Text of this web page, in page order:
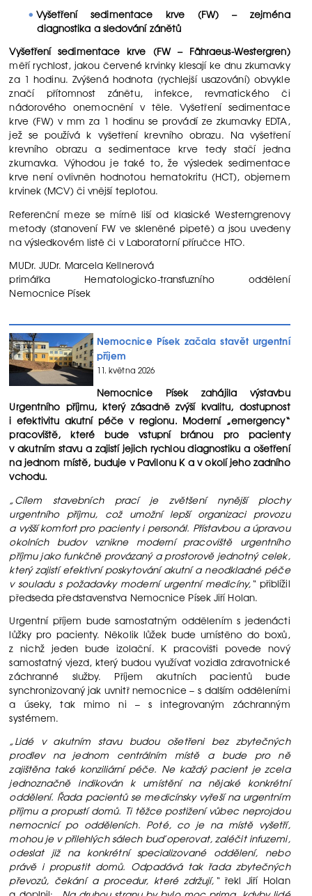
Vyšetření sedimentace krve (FW) – zejména
diagnostika a sledování zánětů
Vyšetření sedimentace krve (FW – Fähraeus-Westergren)
měří rychlost, jakou červené krvinky klesají ke dnu zkumavky
za 1 hodinu. Zvýšená hodnota (rychlejší usazování) obvykle
značí přítomnost zánětu, infekce, revmatického či
nádorového onemocnění v těle. Vyšetření sedimentace
krve (FW) v mm za 1 hodinu se provádí ze zkumavky EDTA,
jež se používá k vyšetření krevního obrazu. Na vyšetření
krevního obrazu a sedimentace krve tedy stačí jedna
zkumavka. Výhodou je také to, že výsledek sedimentace
krve není ovlivněn hodnotou hematokritu (HCT), objemem
krvinek (MCV) či vnější teplotou.
Referenční meze se mírně liší od klasické Westerngrenovy
metody (stanovení FW ve skleněné pipetě) a jsou uvedeny
na výsledkovém listě či v Laboratorní příručce HTO.
MUDr. JUDr. Marcela Kellnerová
primářka Hematologicko-transfuzního oddělení
Nemocnice Písek
Nemocnice Písek začala stavět urgentní
příjem
11. května 2026
Nemocnice Písek zahájila výstavbu
Urgentního příjmu, který zásadně zvýší kvalitu, dostupnost
i efektivitu akutní péče v regionu. Moderní „emergency“
pracoviště, které bude vstupní bránou pro pacienty
v akutním stavu a zajistí jejich rychlou diagnostiku a ošetření
na jednom místě, buduje v Pavilonu K a v okolí jeho zadního
vchodu.
„Cílem stavebních prací je zvětšení nynější plochy
urgentního příjmu, což umožní lepší organizaci provozu
a vyšší komfort pro pacienty i personál. Přístavbou a úpravou
okolních budov vznikne moderní pracoviště urgentního
příjmu jako funkčně provázaný a prostorově jednotný celek,
který zajistí efektivní poskytování akutní a neodkladné péče
v souladu s požadavky moderní urgentní medicíny,“přiblížil
předseda představenstva Nemocnice Písek Jiří Holan.
Urgentní příjem bude samostatným oddělením s jedenácti
lůžky pro pacienty. Několik lůžek bude umístěno do boxů,
z nichž jeden bude izolační. K pracovišti povede nový
samostatný vjezd, který budou využívat vozidla zdravotnické
záchranné služby. Příjem akutních pacientů bude
synchronizovaný jak uvnitř nemocnice – s dalším odděleními
a úseky, tak mimo ni – s integrovaným záchranným
systémem.
„Lidé v akutním stavu budou ošetřeni bez zbytečných
prodlev na jednom centrálním místě a bude pro ně
zajištěna také konziliární péče. Ne každý pacient je zcela
jednoznačně indikován k umístění na nějaké konkrétní
oddělení. Řada pacientů se medicínsky vyřeší na urgentním
příjmu a propustí domů. Ti těžce postižení vůbec neprojdou
nemocnicí po odděleních. Poté, co je na místě vyšetří,
mohou je v přilehlých sálech buď operovat, zaléčit infuzemi,
odeslat již na konkrétní specializované oddělení, nebo
právě i propustit domů. Odpadává tak řada zbytečných
převozů, čekání a procedur, které zdržují,“řekl Jiří Holan